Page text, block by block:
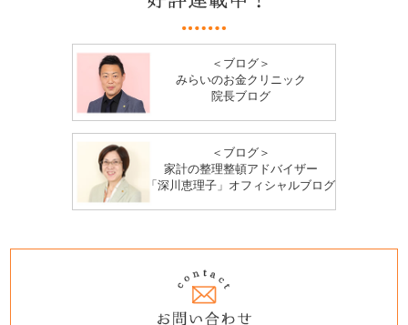
＜ブログ＞
みらいのお金クリニック
院長ブログ
＜ブログ＞
家計の整理整頓アドバイザー
「深川恵理子」オフィシャルブログ